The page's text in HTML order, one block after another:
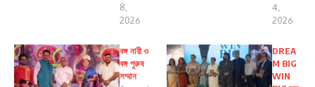
8,
2026
4,
2026
বঙ্গ নারী ও
বঙ্গ পুরুষ
সম্মান
DREA
M BIG
WIN